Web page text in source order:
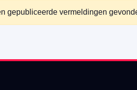
gepubliceerde vermeldingen